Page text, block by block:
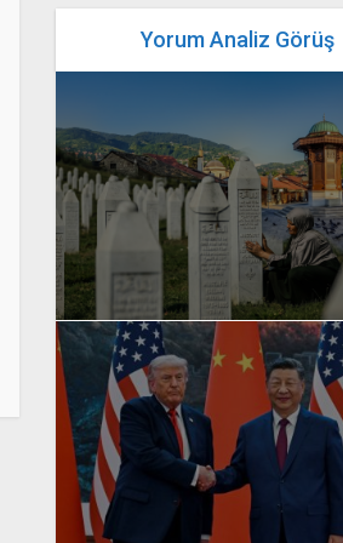
Yorum Analiz Görüş
yazan Bahri Ak
yazanBahri Ak